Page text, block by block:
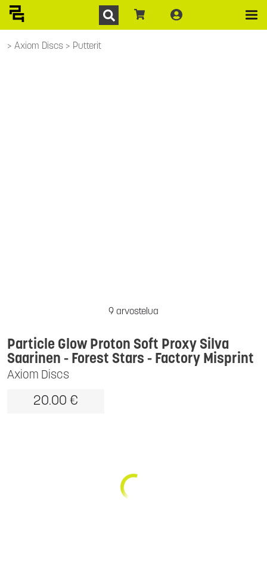
Axiom Discs Putterit
9 arvostelua
Axiom Discs
Particle Glow Proton Soft Proxy Silva
Saarinen - Forest Stars - Factory Misprint
20.00 €